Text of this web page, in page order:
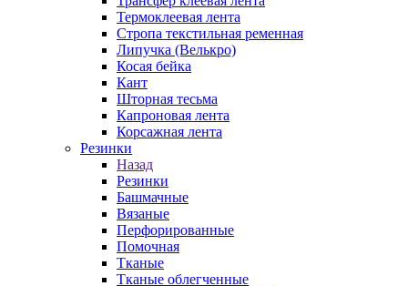
Термоклеевая лента
Стропа текстильная ременная
Липучка (Велькро)
Косая бейка
Кант
Шторная тесьма
Капроновая лента
Корсажная лента
Резинки
Назад
Резинки
Башмачные
Вязаные
Перфорированные
Помочная
Тканые
Тканые облегченные